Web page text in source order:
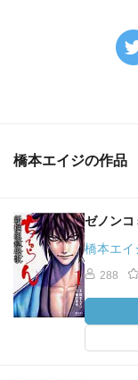
橋本エイジの作品
ゼノンコ
橋本エイ
288